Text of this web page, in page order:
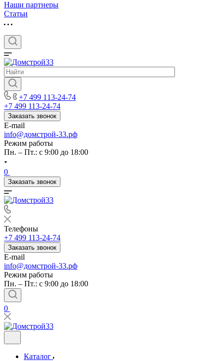
Наши партнеры
Статьи
+7 499 113-24-74
+7 499 113-24-74
Заказать звонок
E-mail
info@домстрой-33.рф
Режим работы
Пн. – Пт.: с 9:00 до 18:00
0
Заказать звонок
Телефоны
+7 499 113-24-74
Заказать звонок
E-mail
info@домстрой-33.рф
Режим работы
Пн. – Пт.: с 9:00 до 18:00
0
Каталог